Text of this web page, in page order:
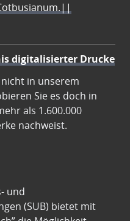
digitalisierter Drucke
in unserem
Sie es doch in
als 1.600.000
nachweist.
und
(SUB) bietet mit